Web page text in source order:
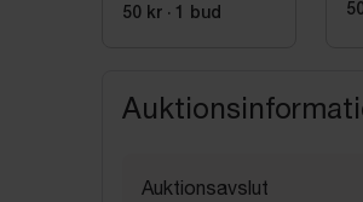
50 kr · 1 bud
Auktionsavslut